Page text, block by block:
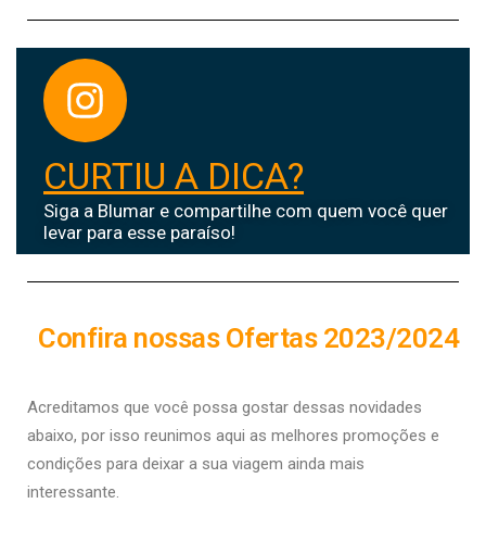
CURTIU A DICA?
Siga a Blumar e compartilhe com quem você quer
levar para esse paraíso!
Confira nossas Ofertas 2023/2024
Acreditamos que você possa gostar dessas novidades
abaixo, por isso reunimos aqui as melhores promoções e
condições para deixar a sua viagem ainda mais
interessante.